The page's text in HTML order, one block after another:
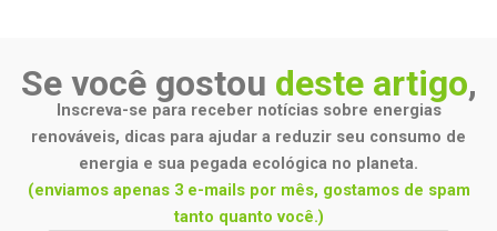
Se você gostou deste artigo,
Inscreva-se para receber notícias sobre energias
renováveis, dicas para ajudar a reduzir seu consumo de
energia e sua pegada ecológica no planeta.
(enviamos apenas 3 e-mails por mês, gostamos de spam
tanto quanto você.)